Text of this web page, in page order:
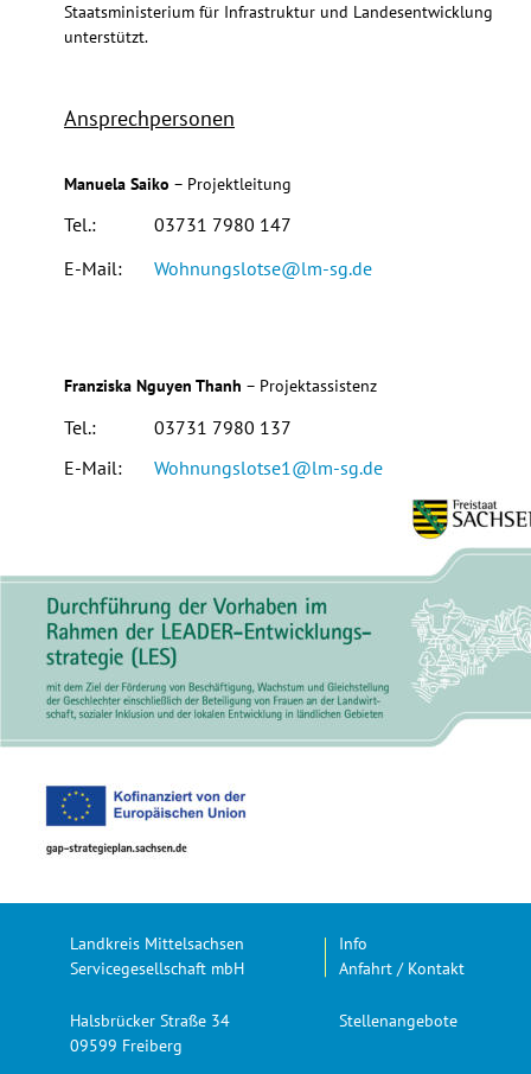
Staatsministerium für Infrastruktur und Landesentwicklung
unterstützt.
Ansprechpersonen
Manuela Saiko – Projektleitung
Tel.:
03731 7980 147
E-Mail:
Wohnungslotse@lm-sg.de
Franziska Nguyen Thanh – Projektassistenz
Tel.:
03731 7980 137
E-Mail:
Wohnungslotse1@lm-sg.de
Landkreis Mittelsachsen
Servicegesellschaft mbH
Halsbrücker Straße 34
09599 Freiberg
Anfahrt / Kontakt
Stellenangebote
Info